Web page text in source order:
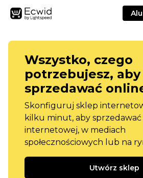
Wszystko, czego
potrzebujesz, aby
sprzedawać
Skonfiguruj sklep
kilku minut, aby
internetowej, w mediach
społecznościowych lub na
Utwórz sklep